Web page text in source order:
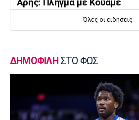
Άρης: Πλήγμα με Κουαμέ
Champions League
Φενέρμπαχτσε
Πήρε Αλμπάνη η ΑΕΛ Novibet
Όλες οι ειδήσεις
ΔΗΜΟΦΙΛΗ ΣΤΟ ΦΩΣ